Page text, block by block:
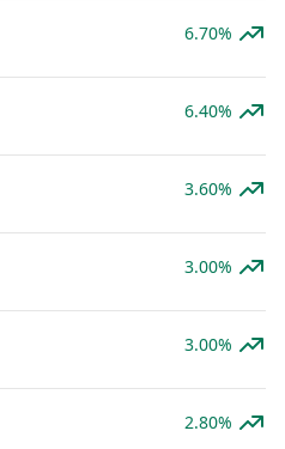
6.70%
6.40%
3.60%
3.00%
3.00%
2.80%